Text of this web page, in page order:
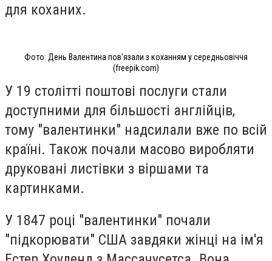
для коханих.
Фото: День Валентина пов'язали з коханням у середньовіччя
(freepik.com)
У 19 столітті поштові послуги стали
доступними для більшості англійців,
тому "валентинки" надсилали вже по всій
країні. Також почали масово виробляти
друковані листівки з віршами та
картинками.
У 1847 році "валентинки" почали
"підкорювати" США завдяки жінці на ім'я